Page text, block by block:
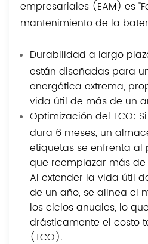
empresariales (EAM) es
mantenimiento de la
Durabilidad a largo
están diseñadas para
energética extrema,
vida útil de más de un
Optimización del TCO:
dura 6 meses, un
etiquetas se enfrenta al
que reemplazar más
Al extender la vida útil
de un año, se alinea el
los ciclos anuales, lo
drásticamente el costo
(TCO).